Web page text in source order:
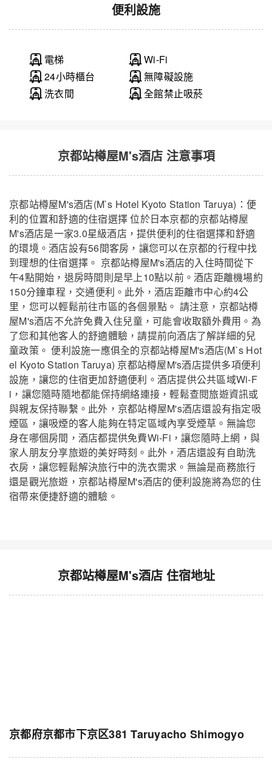
便利設施
電梯
Wi-Fi
24小時櫃台
無障礙設施
洗衣間
全館禁止吸菸
京都站樽屋M's酒店 注意事項
京都站樽屋M's酒店(M`s Hotel Kyoto Station Taruya)：便
利的位置和舒適的住宿選擇 位於日本京都的京都站樽屋
M's酒店是一家3.0星級酒店，提供便利的住宿選擇和舒適
的環境。酒店設有56間客房，讓您可以在京都的行程中找
到理想的住宿選擇。 京都站樽屋M's酒店的入住時間從下
午4點開始，退房時間則是早上10點以前。酒店距離機場約
150分鐘車程，交通便利。此外，酒店距離市中心約4公
里，您可以輕鬆前往市區的各個景點。 請注意，京都站樽
屋M's酒店不允許免費入住兒童，可能會收取額外費用。為
了您和其他客人的舒適體驗，請提前向酒店了解詳細的兒
童政策。 便利設施一應俱全的京都站樽屋M's酒店(M`s Hot
el Kyoto Station Taruya) 京都站樽屋M's酒店提供多項便利
設施，讓您的住宿更加舒適便利。酒店提供公共區域Wi-F
i，讓您隨時隨地都能保持網絡連接，輕鬆查閱旅遊資訊或
與親友保持聯繫。此外，京都站樽屋M's酒店還設有指定吸
煙區，讓吸煙的客人能夠在特定區域內享受煙草。無論您
身在哪個房間，酒店都提供免費Wi-Fi，讓您隨時上網，與
家人朋友分享旅遊的美好時刻。此外，酒店還設有自助洗
衣房，讓您輕鬆解決旅行中的洗衣需求。無論是商務旅行
還是觀光旅遊，京都站樽屋M's酒店的便利設施將為您的住
宿帶來便捷舒適的體驗。
京都站樽屋M's酒店 住宿地址
京都府京都市下京区381 Taruyacho Shimogyo
京都站樽屋M's酒店 關閉